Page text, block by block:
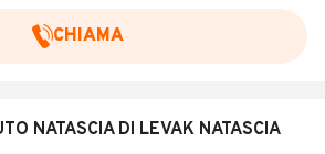
CHIAMA
NATASCIA DI LEVAK NATASCIA